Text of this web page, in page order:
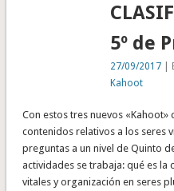
5º de
27/09/2017 |
Kahoot
Con estos tres nuevos
contenidos relativos a los seres
preguntas a un nivel de Quinto
actividades se trabaja: qué es la
vitales y organización en seres